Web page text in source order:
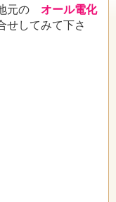
元の オール電化
せしてみて下さ